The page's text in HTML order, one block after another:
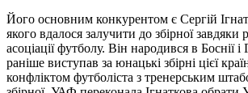
Його основним конкурентом є Сергій
якого вдалося залучити до збірної завдяки
асоціації футболу. Він народився в Боснії і
раніше виступав за юнацькі збірні цієї
конфліктом футболіста з тренерським